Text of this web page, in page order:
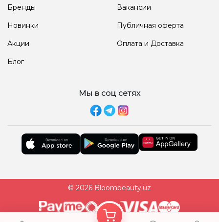
Бренды
Новинки
Акции
Блог
Вакансии
Публичная оферта
Оплата и Доставка
Мы в соц сетях
© 2026 Bloombeauty.uz